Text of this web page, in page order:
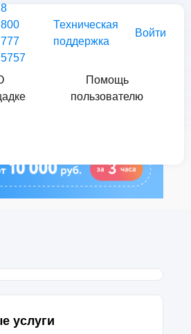
8
800
777
5757
Техническая
поддержка
Войти
Помощь
пользователю
услуги